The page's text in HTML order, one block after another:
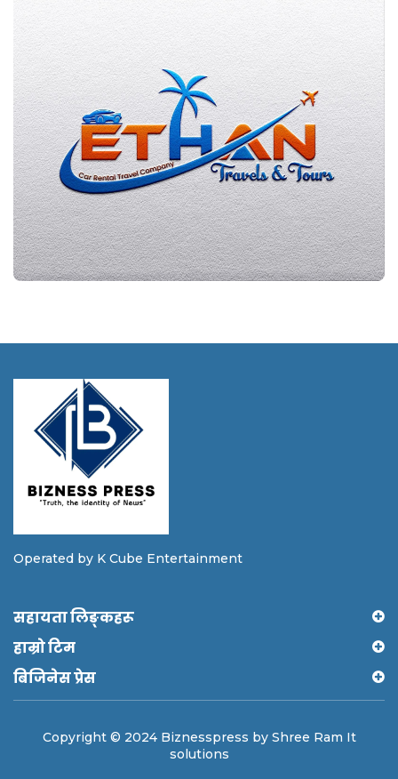
Operated by K Cube Entertainment
सहायता लिङ्कहरू
हाम्रो टिम
बिजिनेस प्रेस
Copyright © 2024 Biznesspress by Shree Ram It
solutions